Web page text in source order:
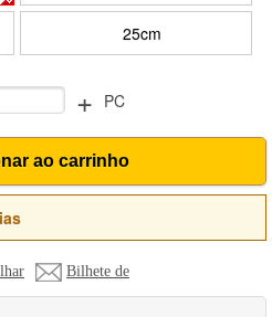
25cm
+ PC
ao carrinho
Bilhete de